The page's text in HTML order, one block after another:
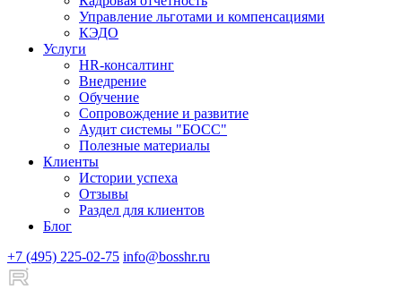
Управление льготами и компенсациями
КЭДО
Услуги
HR-консалтинг
Внедрение
Обучение
Сопровождение и развитие
Аудит системы "БОСС"
Полезные материалы
Клиенты
Истории успеха
Отзывы
Раздел для клиентов
Блог
+7 (495) 225-02-75 info@bosshr.ru